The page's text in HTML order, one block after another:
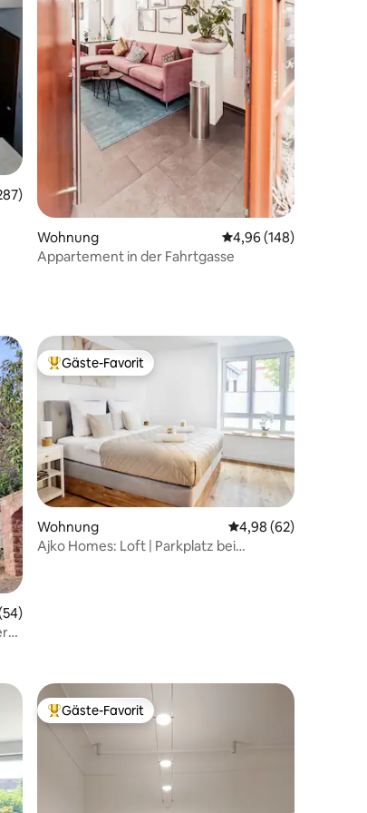
Bewertung: 4,91 von 5, 287 Bewertungen
Wohnung Durchschnittliche
4,96 (148)
Appartement in der Fahrtgasse
Bewertung: 4,98 von 5, 54 Bewertungen
Beliebter Gäste-Favorit.
Gäste-Favorit
Wohnung Durchschnittliche
4,98 (62)
Ajko Homes: Loft | Parkplatz bei
Beliebter Gäste-Favorit.
Gäste-Favorit